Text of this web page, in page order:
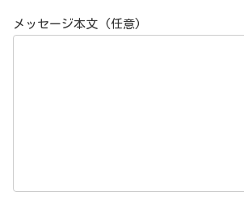
メッセージ本文 (任意)